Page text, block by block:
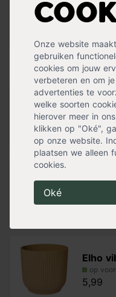
Onze website
gebruiken
cookies om jouw
verbeteren en om
advertenties te
welke soorten
hierover meer in ons
klikken op "Oké",
op onze website.
plaatsen we alleen
cookies.
Oké
is één keer per maand
ervoor dat de grond
: tijdens het
regelmatig
Pokon
Standplaats
Waterbehoefte
Handig voor erbij
Pokon
op
9,99
Pokon
12,99
Elho
op
5,99